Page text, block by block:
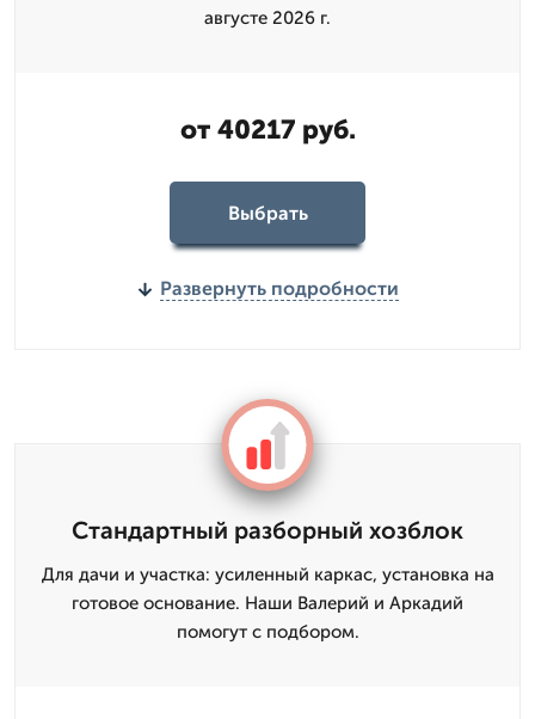
августе 2026 г.
от 40217 руб.
Выбрать
Развернуть подробности
Стандартный разборный хозблок
Для дачи и участка: усиленный каркас, установка на
готовое основание. Наши Валерий и Аркадий
помогут с подбором.